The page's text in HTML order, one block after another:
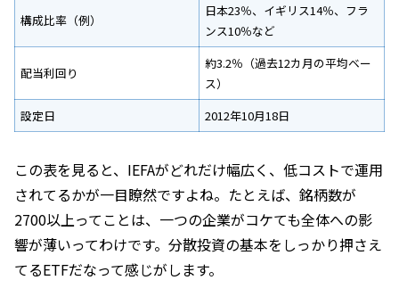
構成比率（例）
日本23％、イギリス14％、フラ
ンス10％など
配当利回り
約3.2％（過去12カ月の平均ベー
ス）
設定日
2012年10月18日
この表を見ると、IEFAがどれだけ幅広く、低コストで運用
されてるかが一目瞭然ですよね。たとえば、銘柄数が
2700以上ってことは、一つの企業がコケても全体への影
響が薄いってわけです。分散投資の基本をしっかり押さえ
てるETFだなって感じがします。